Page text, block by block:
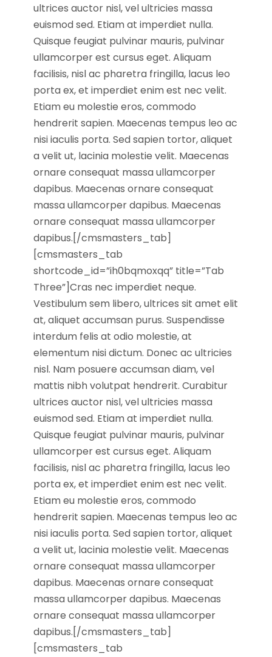
ultrices auctor nisl, vel ultricies massa
euismod sed. Etiam at imperdiet nulla.
Quisque feugiat pulvinar mauris, pulvinar
ullamcorper est cursus eget. Aliquam
facilisis, nisl ac pharetra fringilla, lacus leo
porta ex, et imperdiet enim est nec velit.
Etiam eu molestie eros, commodo
hendrerit sapien. Maecenas tempus leo ac
nisi iaculis porta. Sed sapien tortor, aliquet
a velit ut, lacinia molestie velit. Maecenas
ornare consequat massa ullamcorper
dapibus. Maecenas ornare consequat
massa ullamcorper dapibus. Maecenas
ornare consequat massa ullamcorper
dapibus.[/cmsmasters_tab]
[cmsmasters_tab
shortcode_id=”ih0bqmoxqq” title=”Tab
Three”]Cras nec imperdiet neque.
Vestibulum sem libero, ultrices sit amet elit
at, aliquet accumsan purus. Suspendisse
interdum felis at odio molestie, at
elementum nisi dictum. Donec ac ultricies
nisl. Nam posuere accumsan diam, vel
mattis nibh volutpat hendrerit. Curabitur
ultrices auctor nisl, vel ultricies massa
euismod sed. Etiam at imperdiet nulla.
Quisque feugiat pulvinar mauris, pulvinar
ullamcorper est cursus eget. Aliquam
facilisis, nisl ac pharetra fringilla, lacus leo
porta ex, et imperdiet enim est nec velit.
Etiam eu molestie eros, commodo
hendrerit sapien. Maecenas tempus leo ac
nisi iaculis porta. Sed sapien tortor, aliquet
a velit ut, lacinia molestie velit. Maecenas
ornare consequat massa ullamcorper
dapibus. Maecenas ornare consequat
massa ullamcorper dapibus. Maecenas
ornare consequat massa ullamcorper
dapibus.[/cmsmasters_tab]
[cmsmasters_tab